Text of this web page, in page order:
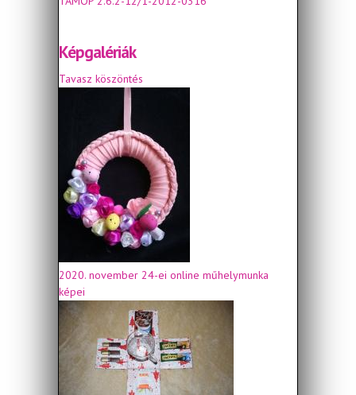
Képgalériák
Tavasz köszöntés
2020. november 24-ei online műhelymunka
képei